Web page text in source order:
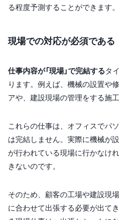
る程度予測することができます。
現場での対応が必須である
仕事内容が「現場」で完結するタ
ります。例えば、機械の設置や
アや、建設現場の管理をする施
これらの仕事は、オフィスでパ
は完結しません。実際に機械が
が行われている現場に行かなけ
きないのです。
そのため、顧客の工場や建設現
に合わせて出張する必要が出て